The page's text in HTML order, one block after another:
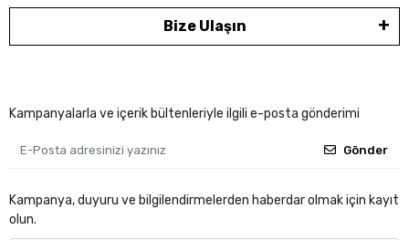
Bize Ulaşın
Kampanyalarla ve içerik bültenleriyle ilgili e-posta gönderimi
Gönder
Kampanya, duyuru ve bilgilendirmelerden haberdar olmak için kayıt
olun.